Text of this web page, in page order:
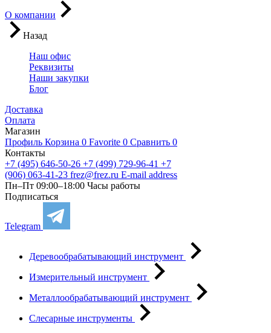
О компании
Назад
Наш офис
Реквизиты
Наши закупки
Блог
Доставка
Оплата
Магазин
Профиль Корзина 0 Favorite 0 Сравнить 0
Контакты
+7 (495) 646-50-26 +7 (499) 729-96-41 +7
(906) 063-41-23 frez@frez.ru E-mail address
Пн–Пт 09:00–18:00 Часы работы
Подписаться
Telegram
Деревообрабатывающий инструмент
Измерительный инструмент
Металлообрабатывающий инструмент
Слесарные инструменты